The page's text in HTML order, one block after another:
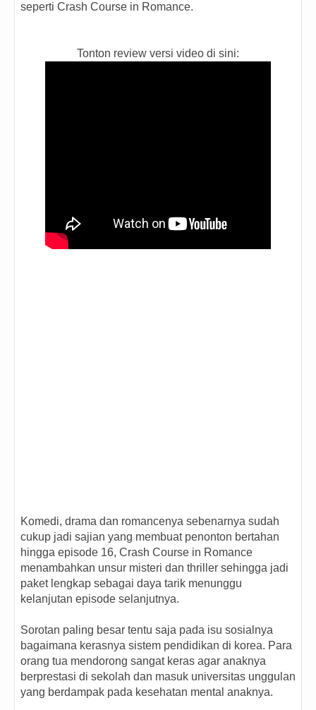
seperti Crash Course in Romance.
Tonton review versi video di sini:
Komedi, drama dan romancenya sebenarnya sudah
cukup jadi sajian yang membuat penonton bertahan
hingga episode 16, Crash Course in Romance
menambahkan unsur misteri dan thriller sehingga jadi
paket lengkap sebagai daya tarik menunggu
kelanjutan episode selanjutnya.
Sorotan paling besar tentu saja pada isu sosialnya
bagaimana kerasnya sistem pendidikan di korea. Para
orang tua mendorong sangat keras agar anaknya
berprestasi di sekolah dan masuk universitas unggulan
yang berdampak pada kesehatan mental anaknya.